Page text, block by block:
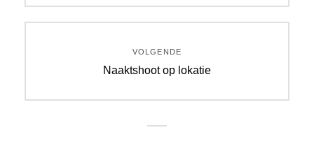
VOLGENDE
Volgend
Naaktshoot op lokatie